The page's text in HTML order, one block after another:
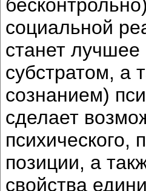
социальной
станет
субстратом,
сознанием)
сделает
психического,
позиции, а
свойства